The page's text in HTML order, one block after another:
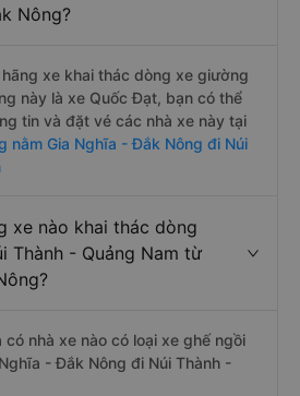
Nông?
xe khai thác dòng xe giường
này là xe Quốc Đạt, bạn có thể
tin và đặt vé các nhà xe này tại
nằm Gia Nghĩa - Đắk Nông đi Núi
xe nào khai thác dòng
Thành - Quảng Nam từ
có nhà xe nào có loại xe ghế ngồi
- Đắk Nông đi Núi Thành -